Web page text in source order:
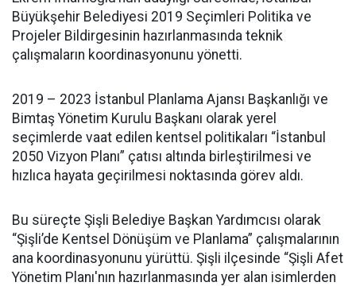
Büyükşehir Belediyesi 2019 Seçimleri Politika ve
Projeler Bildirgesinin hazırlanmasında teknik
çalışmaların koordinasyonunu yönetti.
2019 – 2023 İstanbul Planlama Ajansı Başkanlığı ve
Bimtaş Yönetim Kurulu Başkanı olarak yerel
seçimlerde vaat edilen kentsel politikaları “İstanbul
2050 Vizyon Planı” çatısı altında birleştirilmesi ve
hızlıca hayata geçirilmesi noktasında görev aldı.
Bu süreçte Şişli Belediye Başkan Yardımcısı olarak
“Şişli’de Kentsel Dönüşüm ve Planlama” çalışmalarının
ana koordinasyonunu yürüttü. Şişli ilçesinde “Şişli Afet
Yönetim Planı'nın hazırlanmasında yer alan isimlerden